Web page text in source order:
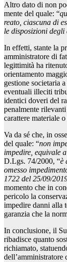
Altro dato di non
mente del quale: “
reato, ciascuna di
le disposizioni
In effetti, stante la
amministratore di
legittimità ha
orientamento
gestione societaria
eventuali illeciti
identici doveri del
penalmente
carattere materiale
Va da sé che, in
del quale: “non
impedire, equivale
D.Lgs. 74/2000, “è
omesso
1722 del 25/09/
momento che in
pericolo la
impedire danni alla
garanzia che la
In conclusione, il
ribadisce quanto
richiamato,
dell’amministratore